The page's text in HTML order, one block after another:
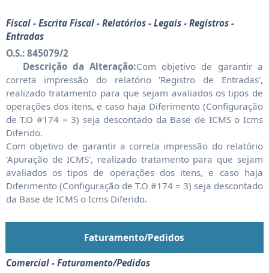
Fiscal - Escrita Fiscal - Relatórios - Legais - Registros -
Entradas
O.S.: 845079/2
Descrição da Alteração:Com objetivo de garantir a
correta impressão do relatório 'Registro de Entradas',
realizado tratamento para que sejam avaliados os tipos de
operações dos itens, e caso haja Diferimento (Configuração
de T.O #174 = 3) seja descontado da Base de ICMS o Icms
Diferido.
Com objetivo de garantir a correta impressão do relatório
'Apuração de ICMS', realizado tratamento para que sejam
avaliados os tipos de operações dos itens, e caso haja
Diferimento (Configuração de T.O #174 = 3) seja descontado
da Base de ICMS o Icms Diferido.
Faturamento/Pedidos
Comercial - Faturamento/Pedidos